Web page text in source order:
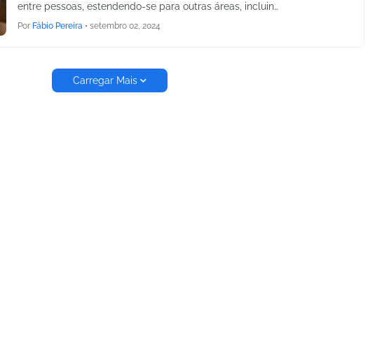
entre pessoas, estendendo-se para outras áreas, incluin…
Por Fábio Pereira • setembro 02, 2024
Carregar Mais